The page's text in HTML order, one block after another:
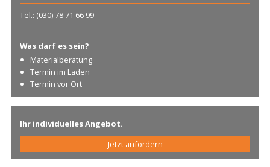
Tel.: (030) 78 71 66 99
Was darf es sein?
Materialberatung
Termin im Laden
Termin vor Ort
Ihr individuelles Angebot.
Jetzt anfordern